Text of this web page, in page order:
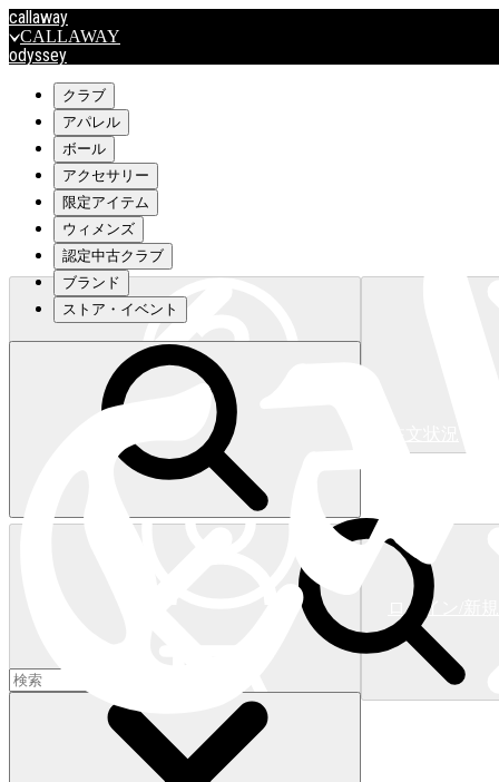
callaway
CALLAWAY
odyssey
travismathew
outlet
OUTLET
キャロウェイアパレルはこちら>>>
キャロウェイアパレルはこちら>>>
ログイン/新
クラブ
アパレル
ボール
アクセサリー
限定アイテム
ウィメンズ
認定中古クラブ
ブランド
ストア・イベント